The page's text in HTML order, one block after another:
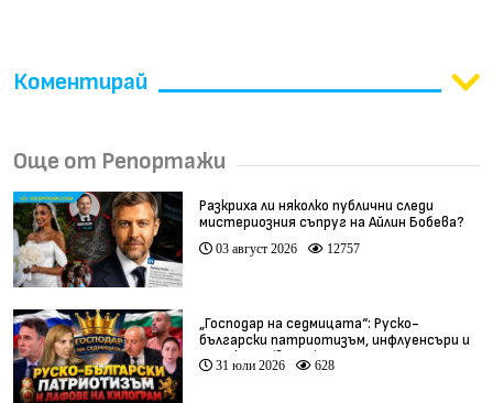
Коментирай
Още от Репортажи
Разкриха ли няколко публични следи
мистериозния съпруг на Айлин Бобева?
03 август 2026 12757
„Господар на седмицата“: Руско-
български патриотизъм, инфлуенсъри и
тарикати (видео)
31 юли 2026 628